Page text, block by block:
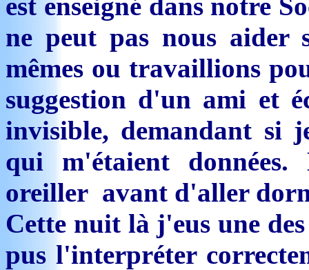
ne peut pas nous aider
mêmes ou travaillions
suggestion d'un ami et
invisible, demandant si
qui m'étaient
oreiller avant d'aller
Cette nuit là j'eus une
pus l'interpréter